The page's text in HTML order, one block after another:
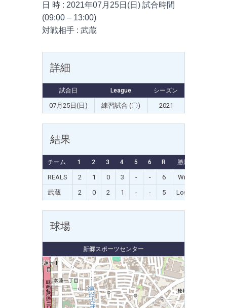
日 時 : 2021年07月25日(日) 試合時間
(09:00 – 13:00)
対戦相手 : 武蔵
詳細
試合日 League シーズン
07月25日(日) 練習試合 (〇) 2021
結果
チーム 1 2 3 4 5 6 R 勝敗
REALS 2 1 0 3 - - 6
Win
武蔵
2 0 2 1 - - 5 Loss
球場
新郷スポーツセンター